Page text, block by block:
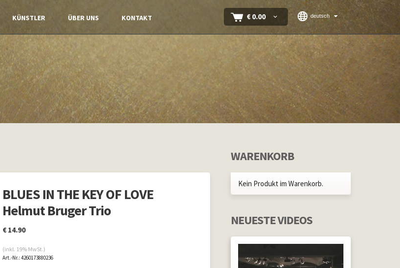
KÜNSTLER ÜBER UNS KONTAKT € 0.00 deutsch
BLUES IN THE KEY OF LOVE
Helmut Bruger Trio
€ 14.90
(inkl. 19% MwSt.)
Art.-Nr.:4260173880236
WARENKORB
Kein Produkt im Warenkorb.
NEUESTE VIDEOS